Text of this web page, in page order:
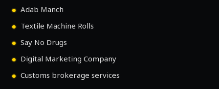
Adab Manch
Textile Machine Rolls
Say No Drugs
Digital Marketing Company
Customs brokerage services